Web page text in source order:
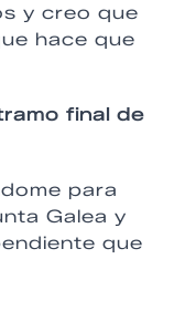
y creo que
hace que
final de
para
Galea y
que